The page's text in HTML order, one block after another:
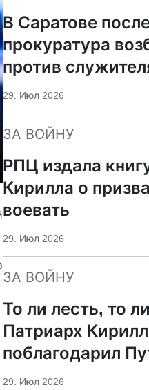
В Саратове
прокуратура
против
29. Июл 2026
ЗА ВОЙНУ
РПЦ издала
Кирилла о
воевать
29. Июл 2026
ЗА ВОЙНУ
То ли лесть, то
Патриарх Кирилл
поблагодарил
защиту
29. Июл 2026